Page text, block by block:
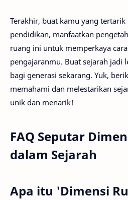
Terakhir, buat kamu yang tertarik
pendidikan, manfaatkan
ruang ini untuk memperkaya
pengajaranmu. Buat sejarah jadi
bagi generasi sekarang. Yuk,
memahami dan melestarikan
unik dan menarik!
FAQ Seputar
dalam Sejarah
Apa itu 'Dimensi